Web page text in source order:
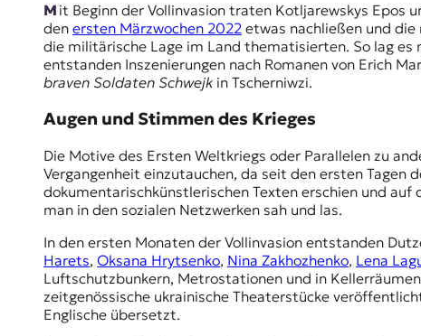
Mit Beginn der Vollinvasion traten Kotljarewskys Epos und Theaterstücke zunächst in den Hintergrund. Als der erste Schock über die Luftangriffe und die Besatzung in
den ersten Märzwochen 2022 etwas nachließen und
die militärische Lage im Land thematisierten. So lag es
entstanden Inszenierungen nach Romanen von Erich
braven Soldaten Schwejk in Tscherniwzi.
Augen und Stimmen des Krieges
Die Motive des Ersten Weltkriegs oder Parallelen zu
Vergangenheit einzutauchen, da seit den ersten Tagen
dokumentarischkünstlerischen Texten erschien und auf
man in den sozialen Netzwerken sah und las.
In den ersten Monaten der Vollinvasion entstanden
Harets, Oksana Hrytsenko, Nina Zakhozhenko, Lena
Luftschutzbunkern, Metrostationen und in
zeitgenössische ukrainische Theaterstücke
Englische übersetzt.